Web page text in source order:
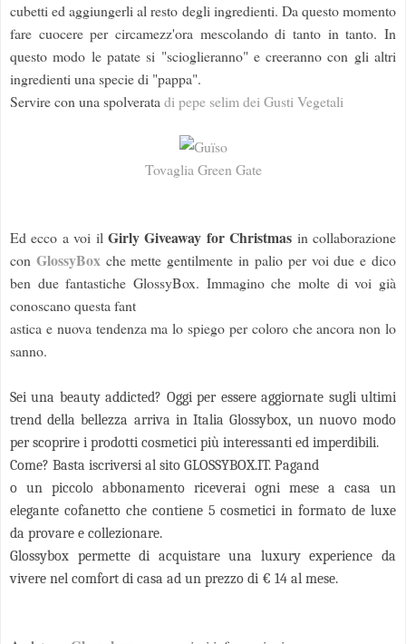
cubetti ed aggiungerli al resto degli ingredienti. Da questo momento
fare cuocere per circamezz'ora mescolando di tanto in tanto. In
questo modo le patate si "scioglieranno" e creeranno con gli altri
ingredienti una specie di "pappa".
Servire con una spolveratadi pepe selim dei Gusti Vegetali
Tovaglia Green Gate
Ed ecco a voi il Girly Giveaway for Christmas in collaborazione
con GlossyBox che mette gentilmente in palio per voi due e dico
ben due fantastiche GlossyBox. Immagino che molte di voi già
conoscano questa fant
astica e nuova tendenza ma lo spiego per coloro che ancora non lo
sanno.
Sei una beauty addicted? Oggi per essere aggiornate sugli ultimi
trend della bellezza arriva in Italia Glossybox, un nuovo modo
per scoprire i prodotti cosmetici più interessanti ed imperdibili.
Come? Basta iscriversi al sito GLOSSYBOX.IT. Pagand
o un piccolo abbonamento riceverai ogni mese a casa un
elegante cofanetto che contiene 5 cosmetici in formato de luxe
da provare e collezionare.
Glossybox permette di acquistare una luxury experience da
vivere nel comfort di casa ad un prezzo di € 14 al mese.